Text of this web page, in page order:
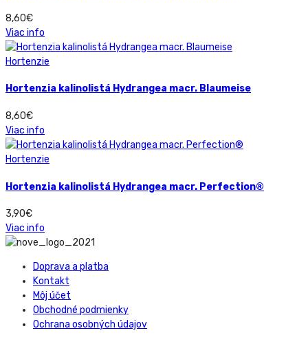
8,60€
Viac info
Hortenzie
Hortenzia kalinolistá Hydrangea macr. Blaumeise
8,60€
Viac info
Hortenzie
Hortenzia kalinolistá Hydrangea macr. Perfection®
3,90€
Viac info
Doprava a platba
Kontakt
Môj účet
Obchodné podmienky
Ochrana osobných údajov